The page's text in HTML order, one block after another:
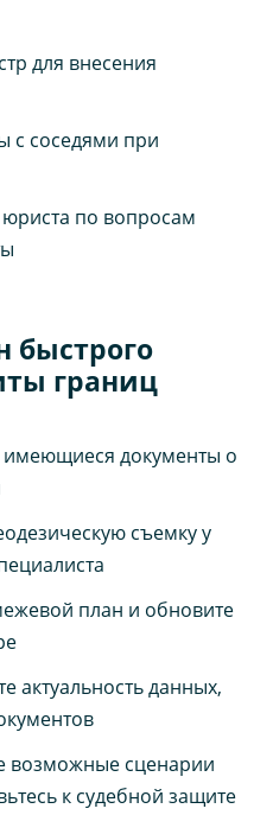
для внесения
с соседями при
юриста по вопросам
быстрого
границ
имеющиеся документы о
съемку у
план и обновите
актуальность данных,
возможные сценарии
к судебной защите